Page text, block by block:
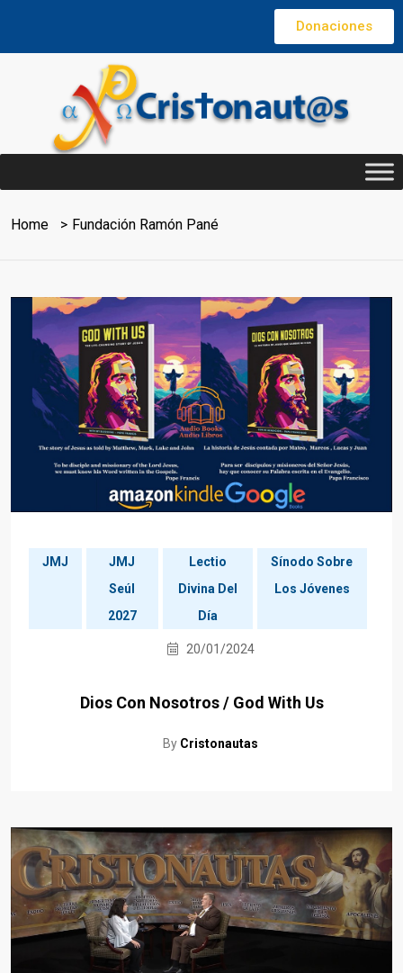
Donaciones
Home Fundación Ramón Pané
JMJ
JMJ
Seúl
2027
Lectio
Divina Del
Día
Sínodo Sobre
Los Jóvenes
20/01/2024
Dios Con Nosotros / God With Us
By Cristonautas